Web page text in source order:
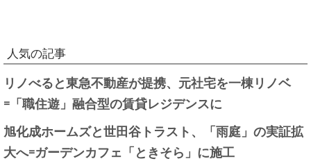
人気の記事
リノべると東急不動産が提携、元社宅を一棟リノベ
=「職住遊」融合型の賃貸レジデンスに
旭化成ホームズと世田谷トラスト、「雨庭」の実証拡
大へ=ガーデンカフェ「ときそら」に施工